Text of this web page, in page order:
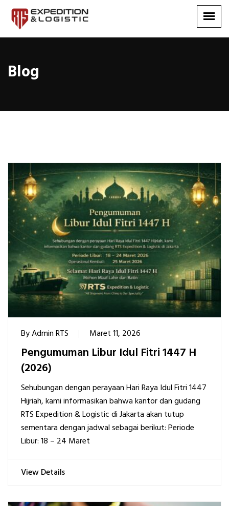
Blog
Blog
ByAdmin RTS Maret 11, 2026
Pengumuman Libur Idul Fitri 1447 H
(2026)
Sehubungan dengan perayaan Hari Raya Idul Fitri 1447
Hijriah, kami informasikan bahwa kantor dan gudang
RTS Expedition & Logistic di Jakarta akan tutup
sementara dengan jadwal sebagai berikut: Periode
Libur: 18 – 24 Maret
View Details